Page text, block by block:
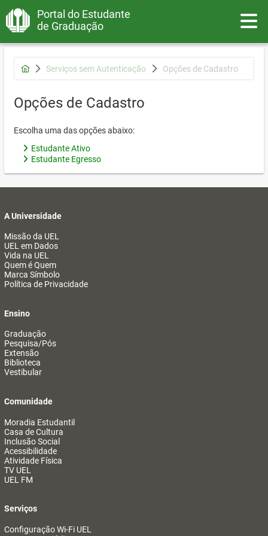
Portal do Estudante
de Graduação
Serviços sem Autenticação Opções de Cadastro
Opções de Cadastro
Escolha uma das opções abaixo:
Estudante Ativo
Estudante Egresso
A Universidade
Missão da UEL
UEL em Dados
Vida na UEL
Quem é Quem
Marca Símbolo
Política de Privacidade
Ensino
Graduação
Pesquisa/Pós
Extensão
Biblioteca
Vestibular
Comunidade
Moradia Estudantil
Casa de Cultura
Inclusão Social
Acessibilidade
Atividade Física
TV UEL
UEL FM
Serviços
Configuração Wi-Fi UEL